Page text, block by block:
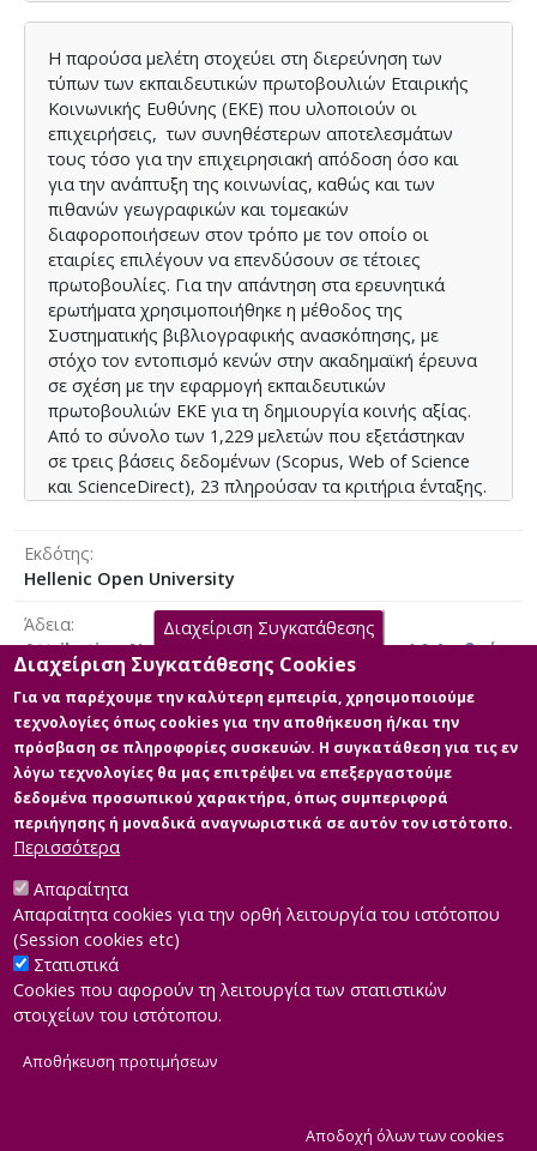
educational initiatives are shown to have a positive
impact on both societal progress and corporate
performance. Finally, sectoral and regional variations
were observed in the way companies engage in
educational CSR. The findings contribute to identifying
areas for further academic exploration and emphasize
the importance of creating shared value through
education, benefiting both businesses and society.
Η παρούσα μελέτη στοχεύει στη διερεύνηση των
τύπων των εκπαιδευτικών πρωτοβουλιών Εταιρικής
Κοινωνικής Ευθύνης (ΕΚΕ) που υλοποιούν οι
επιχειρήσεις, των συνηθέστερων αποτελεσμάτων
τους τόσο για την επιχειρησιακή απόδοση όσο και
για την ανάπτυξη της κοινωνίας, καθώς και των
πιθανών γεωγραφικών και τομεακών
διαφοροποιήσεων στον τρόπο με τον οποίο οι
εταιρίες επιλέγουν να επενδύσουν σε τέτοιες
πρωτοβουλίες. Για την απάντηση στα ερευνητικά
ερωτήματα χρησιμοποιήθηκε η μέθοδος της
Συστηματικής βιβλιογραφικής ανασκόπησης, με
στόχο τον εντοπισμό κενών στην ακαδημαϊκή έρευνα
σε σχέση με την εφαρμογή εκπαιδευτικών
πρωτοβουλιών ΕΚΕ για τη δημιουργία κοινής αξίας.
Από το σύνολο των 1,229 μελετών που εξετάστηκαν
σε τρεις βάσεις δεδομένων (Scopus, Web of Science
και ScienceDirect), 23 πληρούσαν τα κριτήρια ένταξης.
ακόμη περιορισμένη, προκύπτουν σημαντικές
πληροφορίες. Οι πρωτοβουλίες που αναφέρονται
συχνότερα στη βιβλιογραφία σχετίζονται με την
κατάρτιση, την ανάπτυξη και την εκπαίδευση των
εργαζομένων. Οι εκπαιδευτικές αυτές πρωτοβουλίες
φαίνεται να έχουν θετική επίδραση τόσο στην
κοινωνική πρόοδο όσο και στην απόδοση των
επιχειρήσεων. Τέλος, παρατηρήθηκαν
διαφοροποιήσεις ανά τομέα και γεωγραφική περιοχή
στον τρόπο με τον οποίο οι εταιρίες υιοθετούν την
εκπαιδευτική ΕΚΕ. Τα ευρήματα συμβάλλουν στον
εντοπισμό πεδίων για περαιτέρω ακαδημαϊκή
διερεύνηση και αναδεικνύουν τη σημασία της
δημιουργίας κοινής αξίας μέσω της εκπαίδευσης,
προς όφελος τόσο των επιχειρήσεων όσο και της
κοινωνίας.
Εκδότης
Hellenic Open University
Άδεια
Attribution-NonCommercial-NoDerivatives 4.0 Διεθνές
Κύρια Αρχεία Διατριβής
Full text
Περιγραφή: Dissertation_Vourlida
Developed byINTEROPTICS
Διαχείριση Συγκατάθεσης
Διαχείριση Συγκατάθεσης Cookies
Για να παρέχουμε την καλύτερη εμπειρία, χρησιμοποιούμε
τεχνολογίες όπως cookies για την αποθήκευση ή/και την
πρόσβαση σε πληροφορίες συσκευών. Η συγκατάθεση για τις εν
λόγω τεχνολογίες θα μας επιτρέψει να επεξεργαστούμε
δεδομένα προσωπικού χαρακτήρα, όπως συμπεριφορά
περιήγησης ή μοναδικά αναγνωριστικά σε αυτόν τον ιστότοπο.
Περισσότερα
Απαραίτητα
Απαραίτητα cookies για την ορθή λειτουργία του ιστότοπου
(Session cookies etc)
Στατιστικά
Cookies που αφορούν τη λειτουργία των στατιστικών
στοιχείων του ιστότοπου.
Αποθήκευση προτιμήσεων
Αποδοχή όλων των cookies